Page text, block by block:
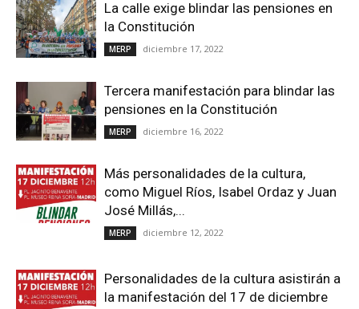
La calle exige blindar las pensiones en
la Constitución
MERP diciembre 17, 2022
Tercera manifestación para blindar las
pensiones en la Constitución
MERP diciembre 16, 2022
Más personalidades de la cultura,
como Miguel Ríos, Isabel Ordaz y Juan
José Millás,...
MERP diciembre 12, 2022
Personalidades de la cultura asistirán a
la manifestación del 17 de diciembre